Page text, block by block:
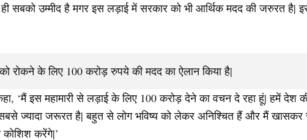
सबको उम्मीद है मगर इस लड़ाई में सरकार को भी आर्थिक मदद की जरुरत है|
रोकने के लिए 100 करोड़ रुपये की मदद का ऐलान किया है|
‘मैं इस महामारी से लड़ाई के लिए 100 करोड़ देने का वचन दे रहा हूं| हमें
ज्यादा जरूरत है| बहुत से लोग भविष्य को लेकर अनिश्चित हैं और मैं खासकर
करेंगे|’